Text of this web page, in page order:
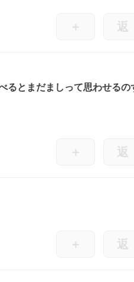
＋ 返
るとまだましって思わせるの
＋ 返
＋ 返